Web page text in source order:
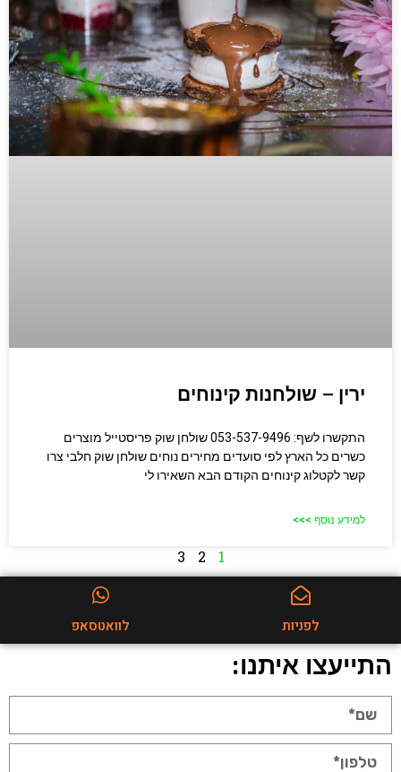
ירין – שולחנות קינוחים
התקשרו לשף: 053-537-9496 שולחן שוק פריסטייל מוצרים
כשרים כל הארץ לפי סועדים מחירים נוחים שולחן שוק חלבי​ צרו
קשר לקטלוג קינוחים הקודם הבא השאירו לי
למידע נוסף >>>
1
2
3
לפניות לוואטסאפ
התייעצו איתנו: